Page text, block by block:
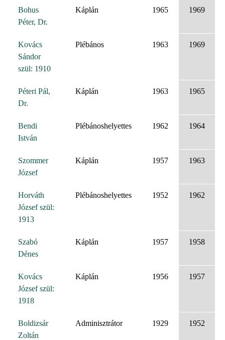
Bohus
Péter, Dr.
Káplán 1965 1969
Kovács
Sándor
szül: 1910
Plébános 1963 1969
Péteri Pál,
Dr.
Káplán 1963 1965
Bendi
István
Plébánoshelyettes 1962 1964
Szommer
József
Káplán 1957 1963
Horváth
József szül:
1913
Plébánoshelyettes 1952 1962
Szabó
Dénes
Káplán 1957 1958
Kovács
József szül:
1918
Káplán 1956 1957
Boldizsár
Zoltán
Adminisztrátor 1929 1952